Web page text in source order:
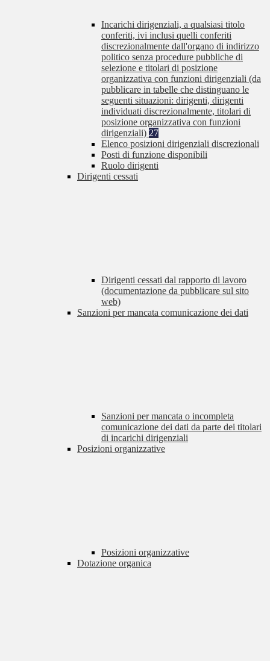
Incarichi dirigenziali, a qualsiasi titolo
conferiti, ivi inclusi quelli conferiti
discrezionalmente dall'organo di indirizzo
politico senza procedure pubbliche di
selezione e titolari di posizione
organizzativa con funzioni dirigenziali (da
pubblicare in tabelle che distinguano le
seguenti situazioni: dirigenti, dirigenti
individuati discrezionalmente, titolari di
posizione organizzativa con funzioni
dirigenziali) 27
Elenco posizioni dirigenziali discrezionali
Posti di funzione disponibili
Ruolo dirigenti
Dirigenti cessati
Dirigenti cessati dal rapporto di lavoro
(documentazione da pubblicare sul sito
web)
Sanzioni per mancata comunicazione dei dati
Sanzioni per mancata o incompleta
comunicazione dei dati da parte dei titolari
di incarichi dirigenziali
Posizioni organizzative
Posizioni organizzative
Dotazione organica